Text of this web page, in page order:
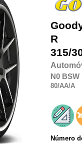
R
315/
N0 BSW
80/AA/A
Número